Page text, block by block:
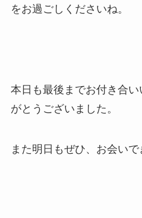
をお過ごしくださいね。
本日も最後までお付き合
がとうございました。
また明日もぜひ、お会い